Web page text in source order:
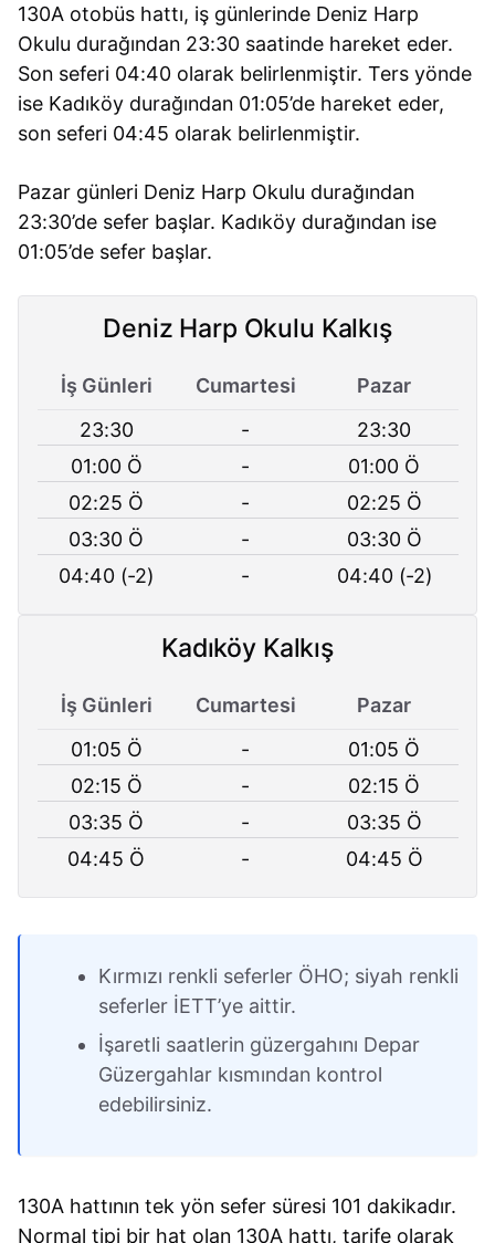
130A otobüs hattı, iş günlerinde Deniz Harp
Okulu durağından 23:30 saatinde hareket eder.
Son seferi 04:40 olarak belirlenmiştir. Ters yönde
ise Kadıköy durağından 01:05’de hareket eder,
son seferi 04:45 olarak belirlenmiştir.
Pazar günleri Deniz Harp Okulu durağından
23:30’de sefer başlar. Kadıköy durağından ise
01:05’de sefer başlar.
Deniz Harp Okulu Kalkış
İş Günleri Cumartesi
Pazar
23:30
-
23:30
01:00 Ö
-
01:00 Ö
02:25 Ö
-
02:25 Ö
03:30 Ö
-
03:30 Ö
04:40 (-2)
- 04:40 (-2)
Kadıköy Kalkış
İş Günleri Cumartesi
Pazar
01:05 Ö
-
01:05 Ö
02:15 Ö
-
02:15 Ö
03:35 Ö
-
03:35 Ö
04:45 Ö
- 04:45 Ö
Kırmızı renkli seferler ÖHO; siyah renkli
seferler İETT’ye aittir.
İşaretli saatlerin güzergahını Depar
Güzergahlar kısmından kontrol
edebilirsiniz.
130A hattının tek yön sefer süresi 101 dakikadır.
Normal tipi bir hat olan 130A hattı, tarife olarak